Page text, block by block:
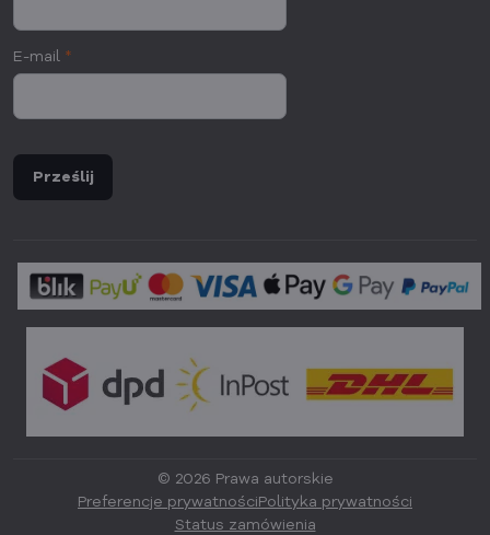
E-mail *
Prześlij
© 2026 Prawa autorskie
Preferencje prywatności Polityka prywatności
Status zamówienia